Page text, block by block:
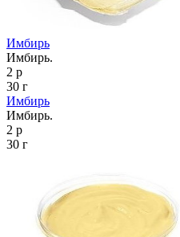
Имбирь
Имбирь.
2 р
30 г
Имбирь
Имбирь.
2 р
30 г